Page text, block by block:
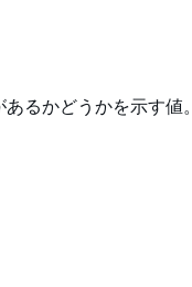
るかどうかを示す値。